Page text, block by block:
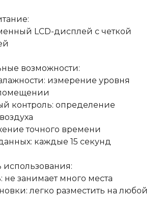
LCD-дисплей с четкой
возможности:
измерение уровня
контроль: определение
точного времени
каждые 15 секунд
использования:
не занимает много места
легко разместить на любой